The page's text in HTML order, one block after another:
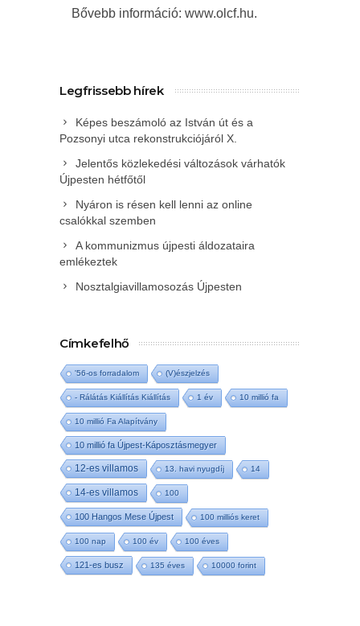
Bővebb információ: www.olcf.hu.
Legfrissebb hírek
Képes beszámoló az István út és a
Pozsonyi utca rekonstrukciójáról X.
Jelentős közlekedési változások várhatók
Újpesten hétfőtől
Nyáron is résen kell lenni az online
csalókkal szemben
A kommunizmus újpesti áldozataira
emlékeztek
Nosztalgiavillamosozás Újpesten
Címkefelhő
'56-os forradalom (V)észjelzés
- Rálátás Kiállítás Kiállítás 1 év 10 millió fa
10 millió Fa Alapítvány
10 millió fa Újpest-Káposztásmegyer
12-es villamos 13. havi nyugdíj 14
14-es villamos 100
100 Hangos Mese Újpest 100 milliós keret
100 nap 100 év 100 éves
121-es busz 135 éves 10000 forint